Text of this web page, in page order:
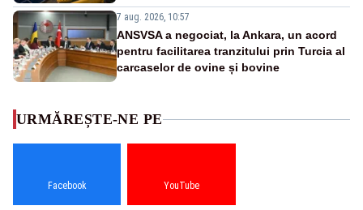
7 aug. 2026, 10:57
ANSVSA a negociat, la Ankara, un acord
pentru facilitarea tranzitului prin Turcia al
carcaselor de ovine și bovine
URMĂREȘTE-NE PE
Facebook YouTube